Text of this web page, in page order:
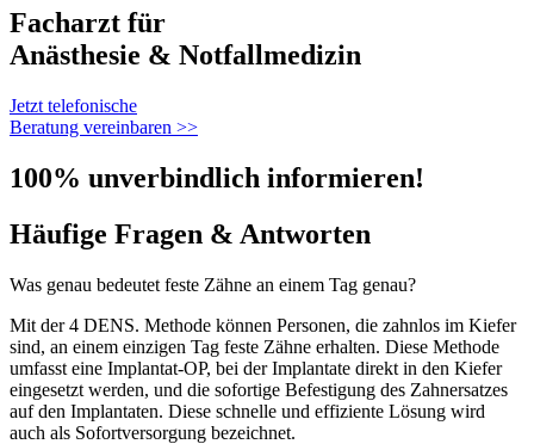
Facharzt für
Anästhesie & Notfallmedizin
Jetzt telefonische
Beratung vereinbaren >>
100% unverbindlich informieren!
Häufige Fragen & Antworten
Was genau bedeutet feste Zähne an einem Tag genau?
Mit der 4 DENS. Methode können Personen, die zahnlos im Kiefer
sind, an einem einzigen Tag feste Zähne erhalten. Diese Methode
umfasst eine Implantat-OP, bei der Implantate direkt in den Kiefer
eingesetzt werden, und die sofortige Befestigung des Zahnersatzes
auf den Implantaten. Diese schnelle und effiziente Lösung wird
auch als Sofortversorgung bezeichnet.